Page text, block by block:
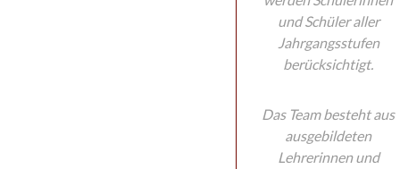
und Schüler aller
Jahrgangsstufen
berücksichtigt.
Das Team besteht aus
ausgebildeten
Lehrerinnen und